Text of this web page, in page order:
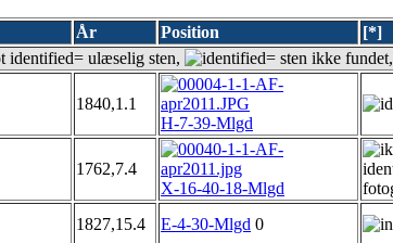
År Position [*]
= ulæselig sten, = sten ikke fundet,
1840,1.1
H-7-39-Mlgd
1762,7.4
X-16-40-18-Mlgd
1827,15.4 E-4-30-Mlgd 0